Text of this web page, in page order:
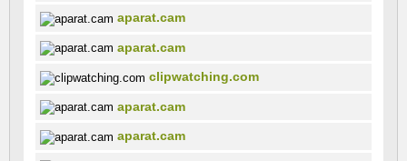
aparat.cam
aparat.cam
clipwatching.com
aparat.cam
aparat.cam